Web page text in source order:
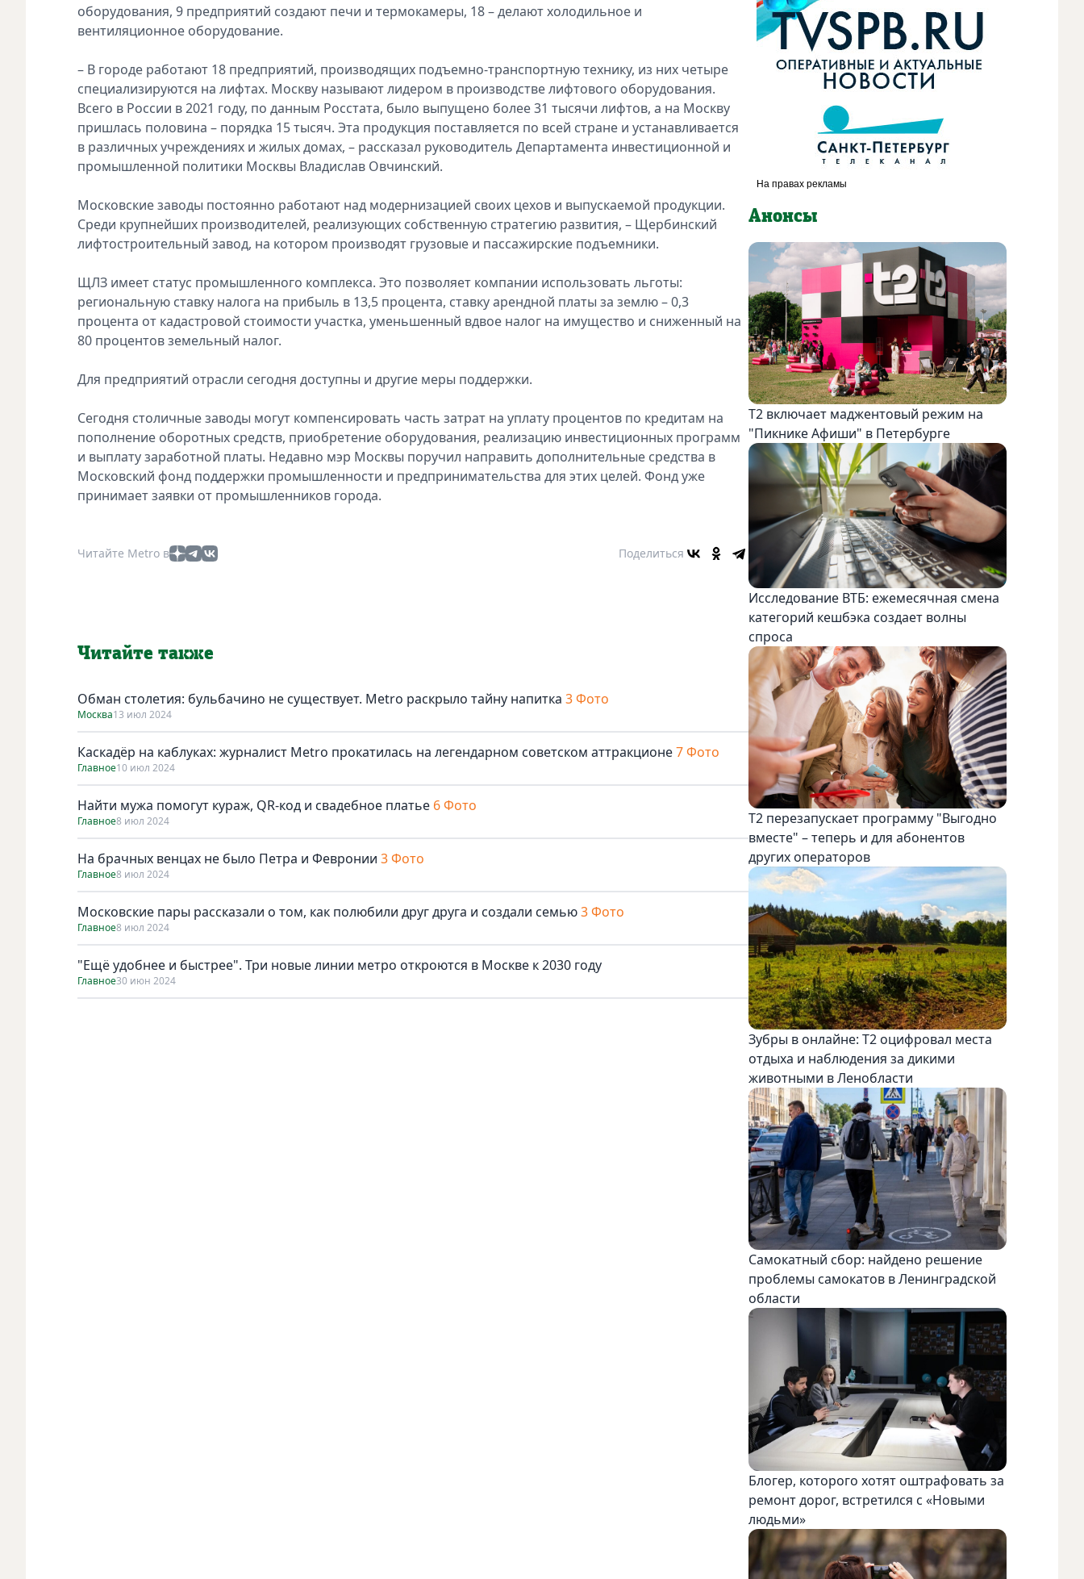
оборудования, 9 предприятий создают печи и термокамеры, 18 – делают холодильное и
вентиляционное оборудование.
– В городе работают 18 предприятий, производящих подъемно-транспортную технику, из них четыре
специализируются на лифтах. Москву называют лидером в производстве лифтового оборудования.
Всего в России в 2021 году, по данным Росстата, было выпущено более 31 тысячи лифтов, а на Москву
пришлась половина – порядка 15 тысяч. Эта продукция поставляется по всей стране и устанавливается
в различных учреждениях и жилых домах, – рассказал руководитель Департамента инвестиционной и
промышленной политики Москвы Владислав Овчинский.
Московские заводы постоянно работают над модернизацией своих цехов и выпускаемой продукции.
Среди крупнейших производителей, реализующих собственную стратегию развития, – Щербинский
лифтостроительный завод, на котором производят грузовые и пассажирские подъемники.
ЩЛЗ имеет статус промышленного комплекса. Это позволяет компании использовать льготы:
региональную ставку налога на прибыль в 13,5 процента, ставку арендной платы за землю – 0,3
процента от кадастровой стоимости участка, уменьшенный вдвое налог на имущество и сниженный на
80 процентов земельный налог.
Для предприятий отрасли сегодня доступны и другие меры поддержки.
Сегодня столичные заводы могут компенсировать часть затрат на уплату процентов по кредитам на
пополнение оборотных средств, приобретение оборудования, реализацию инвестиционных программ
и выплату заработной платы. Недавно мэр Москвы поручил направить дополнительные средства в
Московский фонд поддержки промышленности и предпринимательства для этих целей. Фонд уже
принимает заявки от промышленников города.
Читайте Metro в Поделиться
Читайте также
Обман столетия: бульбачино не существует. Metro раскрыло тайну напитка 3 Фото
Москва13 июл 2024
Каскадёр на каблуках: журналист Metro прокатилась на легендарном советском аттракционе7 Фото
Главное10 июл 2024
Найти мужа помогут кураж, QR-код и свадебное платье 6 Фото
Главное8 июл 2024
На брачных венцах не было Петра и Февронии 3 Фото
Главное8 июл 2024
Московские пары рассказали о том, как полюбили друг друга и создали семью3 Фото
Главное8 июл 2024
"Ещё удобнее и быстрее". Три новые линии метро откроются в Москве к 2030 году
Главное30 июн 2024
Анонсы
Т2 включает маджентовый режим на
"Пикнике Афиши" в Петербурге
Исследование ВТБ: ежемесячная смена
категорий кешбэка создает волны
спроса
Т2 перезапускает программу "Выгодно
вместе" – теперь и для абонентов
других операторов
Зубры в онлайне: Т2 оцифровал места
отдыха и наблюдения за дикими
животными в Ленобласти
Самокатный сбор: найдено решение
проблемы самокатов в Ленинградской
области
Блогер, которого хотят оштрафовать за
ремонт дорог, встретился с «Новыми
людьми»